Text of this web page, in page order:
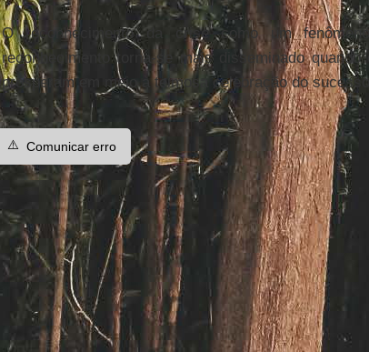
O reconhecimento da crise como um
reconhecimento torna-se mais disseminado quando
prosperam em meio à teimosa celebração do
⚠️ Comunicar erro